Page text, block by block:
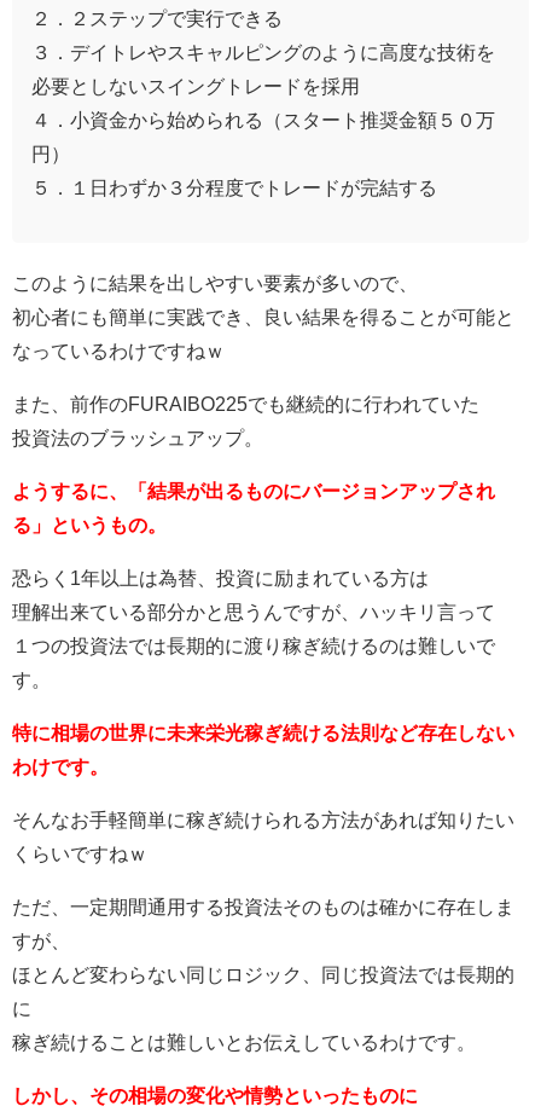
２．２ステップで実行できる
３．デイトレやスキャルピングのように高度な技術を
必要としないスイングトレードを採用
４．小資金から始められる（スタート推奨金額５０万
円）
５．１日わずか３分程度でトレードが完結する
このように結果を出しやすい要素が多いので、
初心者にも簡単に実践でき、良い結果を得ることが可能と
なっているわけですねｗ
また、前作のFURAIBO225でも継続的に行われていた
投資法のブラッシュアップ。
ようするに、「結果が出るものにバージョンアップされ
る」というもの。
恐らく1年以上は為替、投資に励まれている方は
理解出来ている部分かと思うんですが、ハッキリ言って
１つの投資法では長期的に渡り稼ぎ続けるのは難しいで
す。
特に相場の世界に未来栄光稼ぎ続ける法則など存在しない
わけです。
そんなお手軽簡単に稼ぎ続けられる方法があれば知りたい
くらいですねｗ
ただ、一定期間通用する投資法そのものは確かに存在しま
すが、
ほとんど変わらない同じロジック、同じ投資法では長期的
に
稼ぎ続けることは難しいとお伝えしているわけです。
しかし、その相場の変化や情勢といったものに